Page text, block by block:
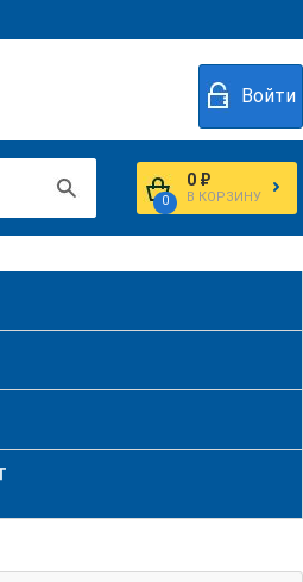
Войти
0
0 ₽
В КОРЗИНУ